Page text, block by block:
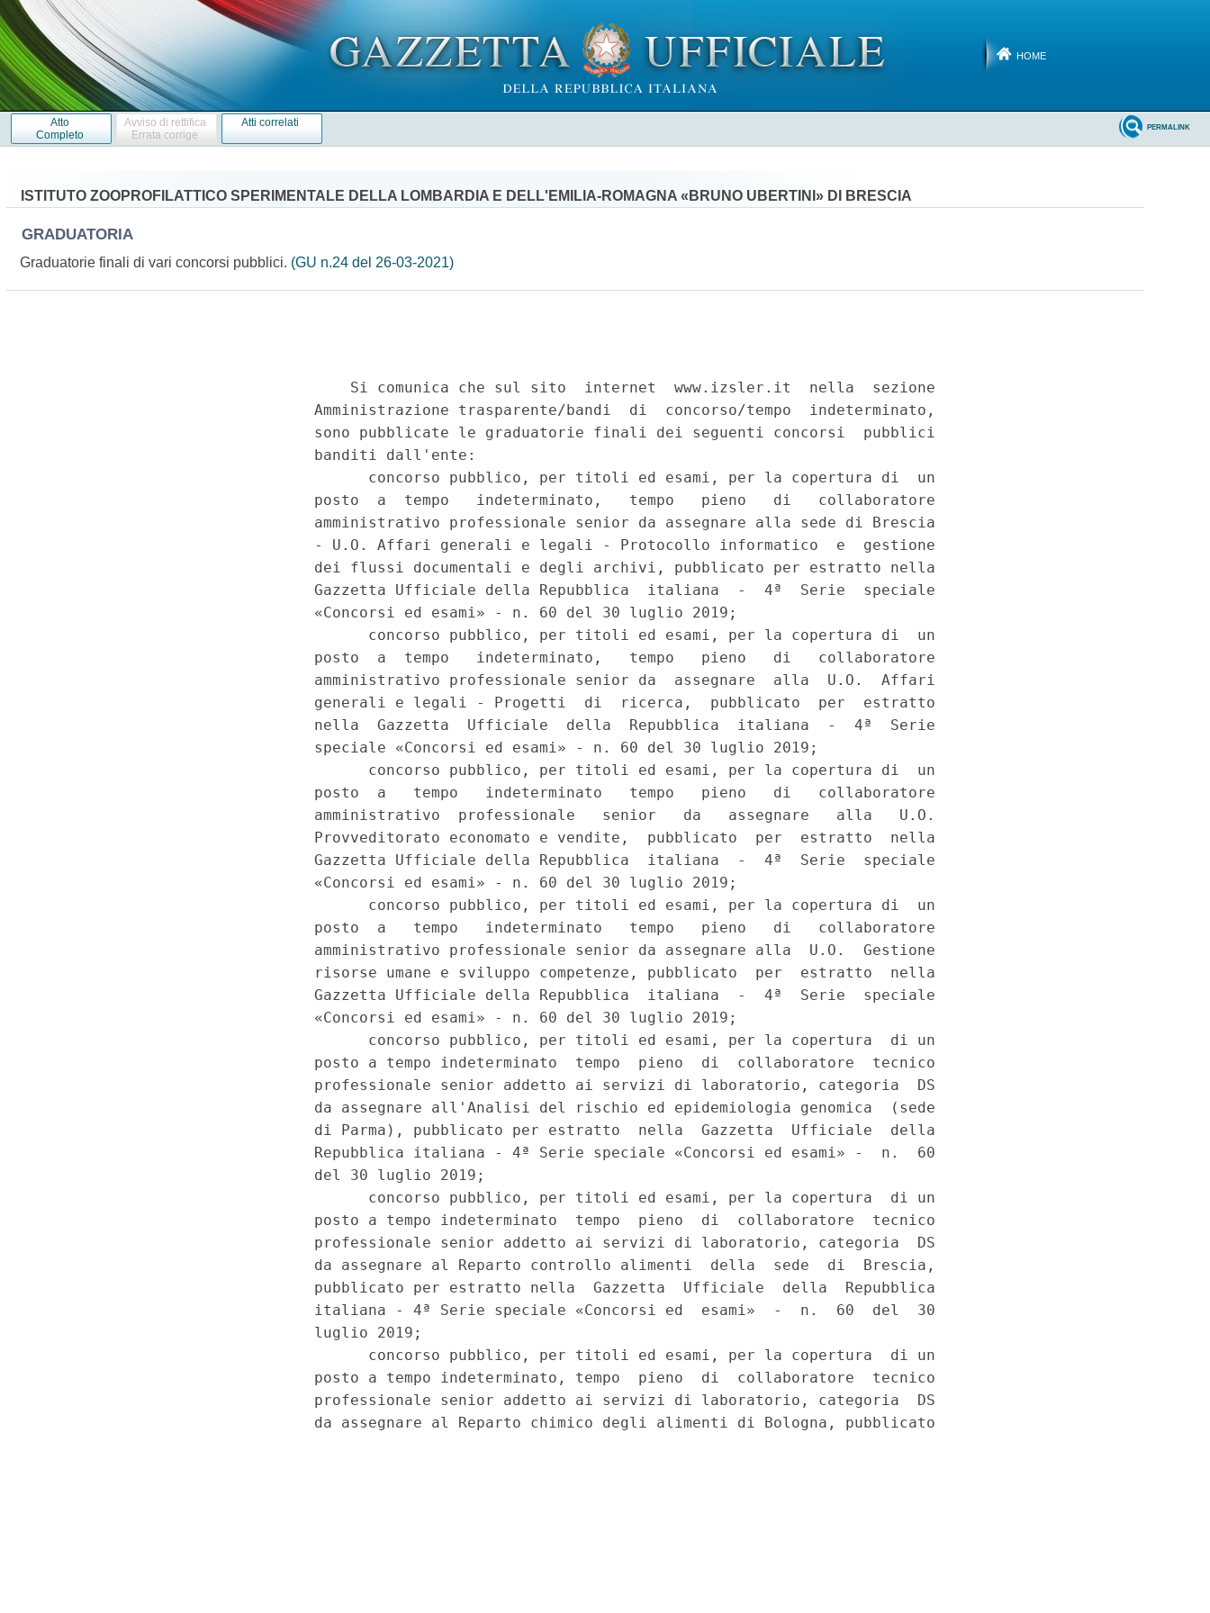
HOME
Atto
Completo
Avviso di rettifica
Errata corrige
Atti correlati PERMALINK
ISTITUTO ZOOPROFILATTICO SPERIMENTALE DELLA LOMBARDIA E DELL'EMILIA-ROMAGNA «BRUNO UBERTINI» DI BRESCIA
GRADUATORIA
Graduatorie finali di vari concorsi pubblici. (GU n.24 del 26-03-2021)